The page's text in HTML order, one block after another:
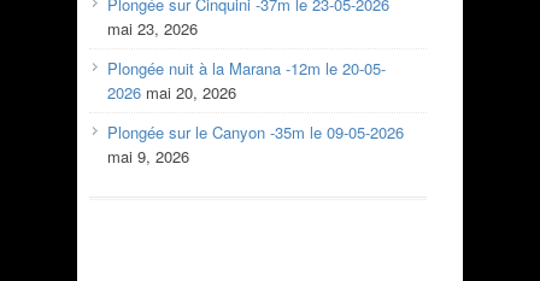
mai 23, 2026
Plongée nuit à la Marana -12m le 20-05-
2026 mai 20, 2026
Plongée sur le Canyon -35m le 09-05-2026
mai 9, 2026